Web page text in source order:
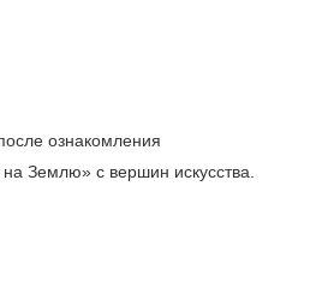
ознакомления
Землю» с вершин искусства.